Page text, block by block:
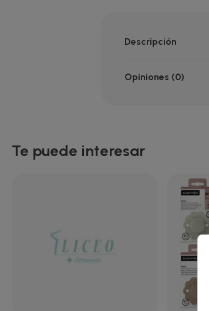
Descripción
Opiniones (0)
Te puede interesar